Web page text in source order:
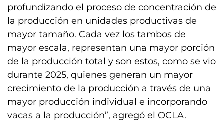
profundizando el proceso de concentración de
la producción en unidades productivas de
mayor tamaño. Cada vez los tambos de
mayor escala, representan una mayor porción
de la producción total y son estos, como se vio
durante 2025, quienes generan un mayor
crecimiento de la producción a través de una
mayor producción individual e incorporando
vacas a la producción”, agregó el OCLA.